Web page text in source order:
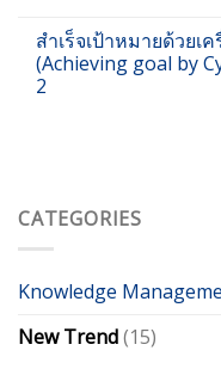
สำเร็จเป้าหมายด้วยเ
(Achieving goal by
2
CATEGORIES
Knowledge
New Trend(15)